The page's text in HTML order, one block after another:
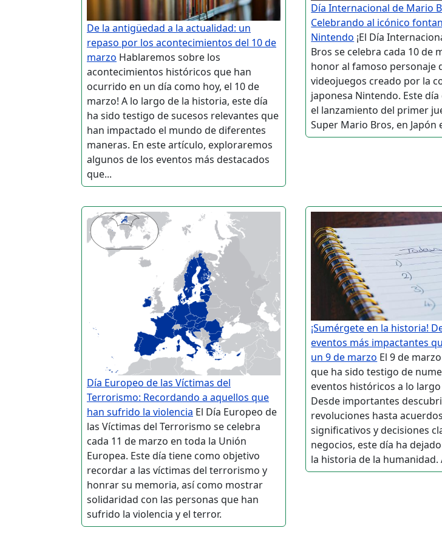
De la antigüedad a la actualidad: un
repaso por los acontecimientos del 10 de
marzo Hablaremos sobre los
acontecimientos históricos que han
ocurrido en un día como hoy, el 10 de
marzo! A lo largo de la historia, este día
ha sido testigo de sucesos relevantes que
han impactado el mundo de diferentes
maneras. En este artículo, exploraremos
algunos de los eventos más destacados
que...
Día Internacional de Mario
Celebrando al icónico
Nintendo ¡El Día
Bros se celebra cada 10 de
honor al famoso personaje
videojuegos creado por la
japonesa Nintendo. Este
el lanzamiento del primer
Super Mario Bros, en Japón
Día Europeo de las Víctimas del
Terrorismo: Recordando a aquellos que
han sufrido la violencia El Día Europeo de
las Víctimas del Terrorismo se celebra
cada 11 de marzo en toda la Unión
Europea. Este día tiene como objetivo
recordar a las víctimas del terrorismo y
honrar su memoria, así como mostrar
solidaridad con las personas que han
sufrido la violencia y el terror.
¡Sumérgete en la historia!
eventos más impactantes
un 9 de marzo El 9 de
que ha sido testigo de
eventos históricos a lo
Desde importantes
revoluciones hasta
significativos y decisiones
negocios, este día ha
la historia de la humanidad.